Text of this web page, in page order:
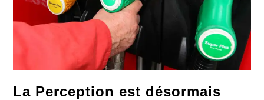
La Perception est désormais